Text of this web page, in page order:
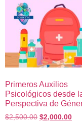
Primeros Auxilios
Psicológicos desde
Perspectiva de
$2,500.00 $2,000.00